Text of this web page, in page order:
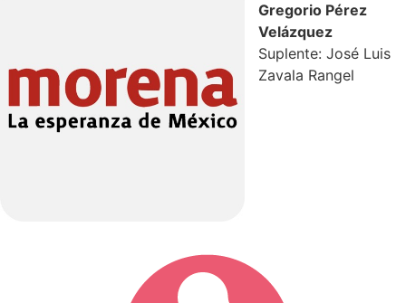
Gregorio Pérez
Velázquez
Suplente: José Luis
Zavala Rangel